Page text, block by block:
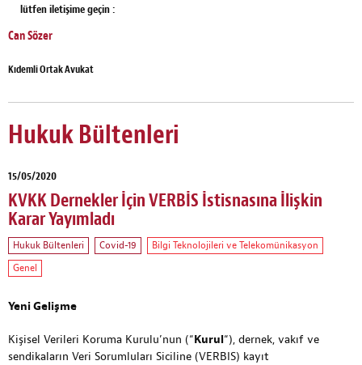
lütfen iletişime geçin :
Can Sözer
Kıdemli Ortak Avukat
Hukuk Bültenleri
15/05/2020
KVKK Dernekler İçin VERBİS İstisnasına İlişkin
Karar Yayımladı
Hukuk Bültenleri Covid-19
Bilgi Teknolojileri ve Telekomünikasyon
Genel
Yeni Gelişme
Kişisel Verileri Koruma Kurulu’nun (“Kurul“), dernek, vakıf ve
sendikaların Veri Sorumluları Siciline (VERBIS) kayıt